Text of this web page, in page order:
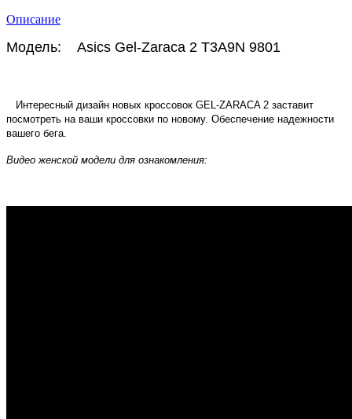
Описание
Модель: Asics Gel-Zaraca 2 T3A9N 9801
Интересный дизайн новых кроссовок GEL-ZARACA 2 заставит
посмотреть на ваши кроссовки по новому. Обеспечение надежности
вашего бега.
Видео женской модели для ознакомления: